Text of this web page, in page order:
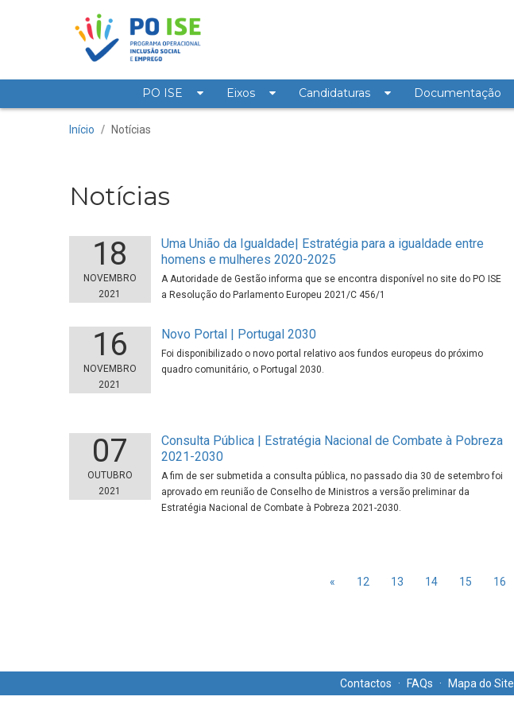
Saltar para o conteúdo
Notícias
PO ISE Eixos Candidaturas Documentação
Início / Notícias
Notícias
18
NOVEMBRO
2021
Uma União da Igualdade| Estratégia para a igualdade entre
homens e mulheres 2020-2025
A Autoridade de Gestão informa que se encontra disponível no site do PO ISE
a Resolução do Parlamento Europeu 2021/C 456/1
16
NOVEMBRO
2021
Novo Portal | Portugal 2030
Foi disponibilizado o novo portal relativo aos fundos europeus do próximo
quadro comunitário, o Portugal 2030.
07
OUTUBRO
2021
Consulta Pública | Estratégia Nacional de Combate à Pobreza
2021-2030
A fim de ser submetida a consulta pública, no passado dia 30 de setembro foi
aprovado em reunião de Conselho de Ministros a versão preliminar da
Estratégia Nacional de Combate à Pobreza 2021-2030.
« 12 13 14 15 16
Contactos · FAQs · Mapa do Site